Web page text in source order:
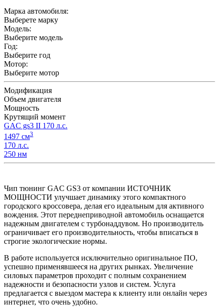
Марка автомобиля:
Выберете марку
Модель:
Выберите модель
Год:
Выберите год
Мотор:
Выберите мотор
Модификация
Объем двигателя
Мощность
Крутящий момент
GAC gs3 II 170 л.с.
1497 см3
170 л.с.
250 нм
Чип тюнинг GAC GS3 от компании ИСТОЧНИК
МОЩНОСТИ улучшает динамику этого компактного
городского кроссовера, делая его идеальным для активного
вождения. Этот переднеприводной автомобиль оснащается
надежным двигателем с турбонаддувом. Но производитель
ограничивает его производительность, чтобы вписаться в
строгие экологические нормы.
В работе используется исключительно оригинальное ПО,
успешно применявшееся на других рынках. Увеличение
силовых параметров проходит с полным сохранением
надежности и безопасности узлов и систем. Услуга
предлагается с выездом мастера к клиенту или онлайн через
интернет, что очень удобно.